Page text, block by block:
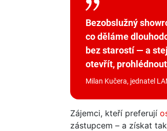
Bezobslužný
co děláme
bez starostí — a
otevřít,
Milan Kučera, jednatel
Zájemci, kteří preferují
zástupcem – a získat